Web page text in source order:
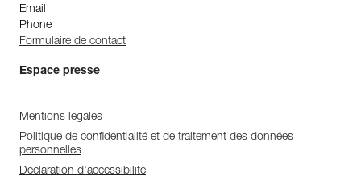
Email
Phone
Formulaire de contact
Espace presse
Mentions légales
Politique de confidentialité et de traitement des données
personnelles
Déclaration d'accessibilité